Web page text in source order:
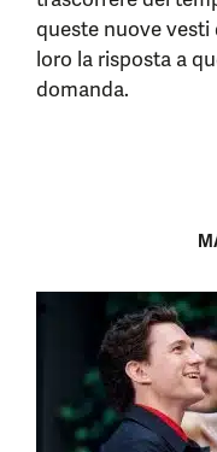
queste nuove vesti
loro la risposta a
domanda.